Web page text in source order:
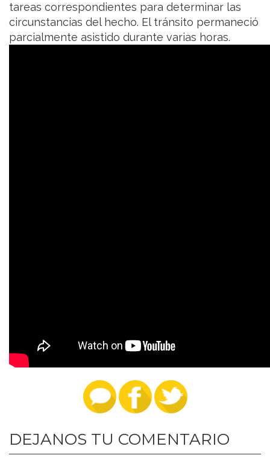
tareas correspondientes para determinar las
circunstancias del hecho. El tránsito permaneció
parcialmente asistido durante varias horas.
DEJANOS TU COMENTARIO